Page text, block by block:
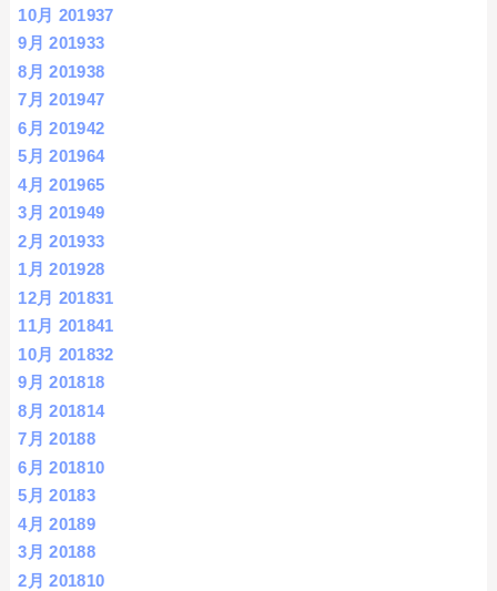
10月 201937
9月 201933
8月 201938
7月 201947
6月 201942
5月 201964
4月 201965
3月 201949
2月 201933
1月 201928
12月 201831
11月 201841
10月 201832
9月 201818
8月 201814
7月 20188
6月 201810
5月 20183
4月 20189
3月 20188
2月 201810